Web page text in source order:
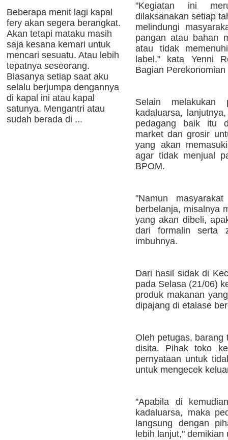
Beberapa menit lagi kapal
fery akan segera berangkat.
Akan tetapi mataku masih
saja kesana kemari untuk
mencari sesuatu. Atau lebih
tepatnya seseorang.
Biasanya setiap saat aku
selalu berjumpa dengannya
di kapal ini atau kapal
satunya. Mengantri atau
sudah berada di ...
"Kegiatan ini
dilaksanakan setiap
melindungi
pangan atau bahan
atau tidak
label," kata Yenni
Bagian
Selain melakukan
kadaluarsa,
pedagang baik itu
market dan grosir
yang akan
agar tidak menjual
BPOM.
"Namun
berbelanja, misalnya
yang akan dibeli,
dari formalin serta
imbuhnya.
Dari hasil sidak di
pada Selasa (21/06)
produk makanan
dipajang di etalase
Oleh petugas, barang
disita. Pihak toko
pernyataan untuk
untuk mengecek
"Apabila di
kadaluarsa, maka
langsung dengan
lebih lanjut," demikian